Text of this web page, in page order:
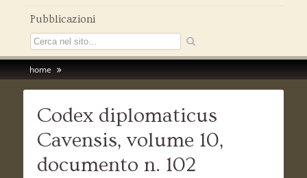
Pubblicazioni
home
Codex diplomaticus
Cavensis, volume 10,
documento n. 102